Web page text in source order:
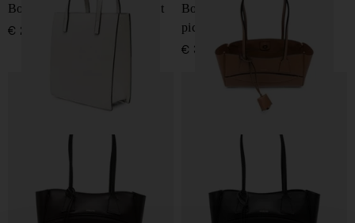
Borsa a mano in pelle Pocket
€ 295,00
Borsa shopping in pelle
piccola
€ 300,00